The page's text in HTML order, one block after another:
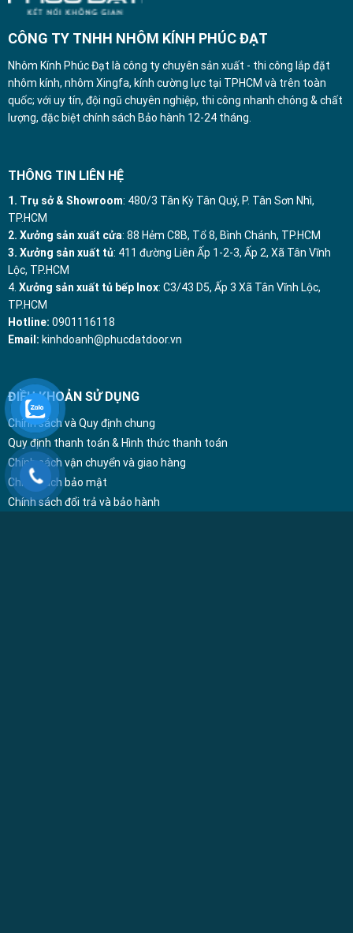
CÔNG TY TNHH NHÔM KÍNH PHÚC ĐẠT
Nhôm Kính Phúc Đạt là công ty chuyên sản xuất - thi công lắp đặt
nhôm kính, nhôm Xingfa, kính cường lực tại TPHCM và trên toàn
quốc; với uy tín, đội ngũ chuyên nghiệp, thi công nhanh chóng & chất
lượng, đặc biệt chính sách Bảo hành 12-24 tháng.
THÔNG TIN LIÊN HỆ
1. Trụ sở & Showroom: 480/3 Tân Kỳ Tân Quý, P. Tân Sơn Nhì,
TP.HCM
2. Xưởng sản xuất cửa: 88 Hẻm C8B, Tổ 8, Bình Chánh, TP.HCM
3. Xưởng sản xuất tủ: 411 đường Liên Ấp 1-2-3, Ấp 2, Xã Tân Vĩnh
Lộc, TP.HCM
4. Xưởng sản xuất tủ bếp Inox: C3/43 D5, Ấp 3 Xã Tân Vĩnh Lộc,
TP.HCM
Hotline: 0901116118
Email: kinhdoanh@phucdatdoor.vn
ĐIỀU KHOẢN SỬ DỤNG
Chính sách và Quy định chung
Quy định thanh toán & Hình thức thanh toán
Chính sách vận chuyển và giao hàng
Chính sách bảo mật
Chính sách đổi trả và bảo hành